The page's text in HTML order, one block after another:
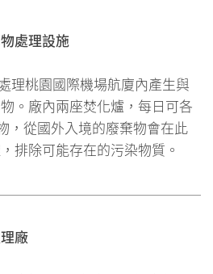
處理設施
理桃園國際機場航廈內產生與
。廠內兩座焚化爐，每日可各
，從國外入境的廢棄物會在此
排除可能存在的污染物質。
廠